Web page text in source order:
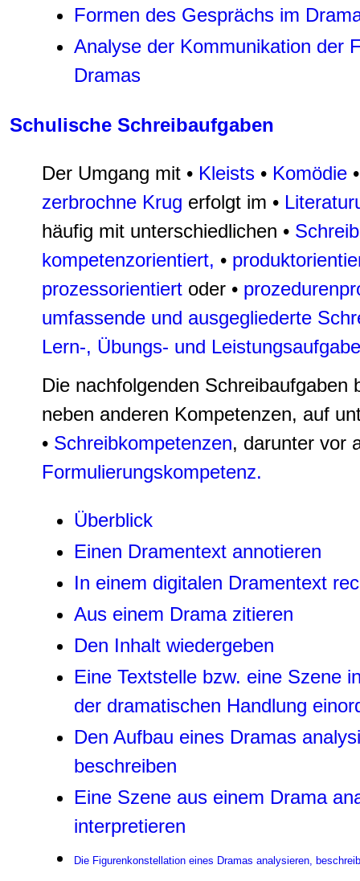
Formen des Gesprächs im
Analyse der Kommunikation der
Dramas
Schulische Schreibaufgaben
Der Umgang mit • Kleists • Komödie
zerbrochne Krug erfolgt im •
häufig mit unterschiedlichen •
kompetenzorientiert, •
prozessorientiert oder •
umfassende und ausgegliederte
Lern-, Übungs- und
Die nachfolgenden Schreibaufgaben
neben anderen Kompetenzen, auf
• Schreibkompetenzen, darunter vor
Formulierungskompetenz.
Überblick
Einen Dramentext annotieren
In einem digitalen Dramentext
Aus einem Drama zitieren
Den Inhalt wiedergeben
Eine Textstelle bzw. eine Szene
der dramatischen Handlung
Den Aufbau eines Dramas
beschreiben
Eine Szene aus einem Drama
interpretieren
Die Figurenkonstellation eines Dramas analysieren,